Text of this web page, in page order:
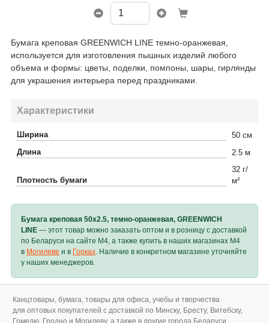
Бумага креповая GREENWICH LINE темно-оранжевая,
используется для изготовления пышных изделий любого
объема и формы: цветы, поделки, помпоны, шары, гирлянды
для украшения интерьера перед праздниками.
Характеристики
Ширина
50 см
Длина
2.5 м
Плотность бумаги
32 г/
м²
Бумага креповая 50х2.5, темно-оранжевая, GREENWICH
LINE — этот товар можно заказать оптом и в розницу с доставкой
по Беларуси на сайте M4, а также купить в наших магазинах M4
в Могилеве и в Горках. Наличие в конкретном магазине уточняйте
у наших менеджеров.
Канцтовары, бумага, товары для офиса, учебы и творчества
для оптовых покупателей с доставкой по Минску, Бресту, Витебску,
Гомелю, Гродно и Могилеву, а также в другие города Беларуси.